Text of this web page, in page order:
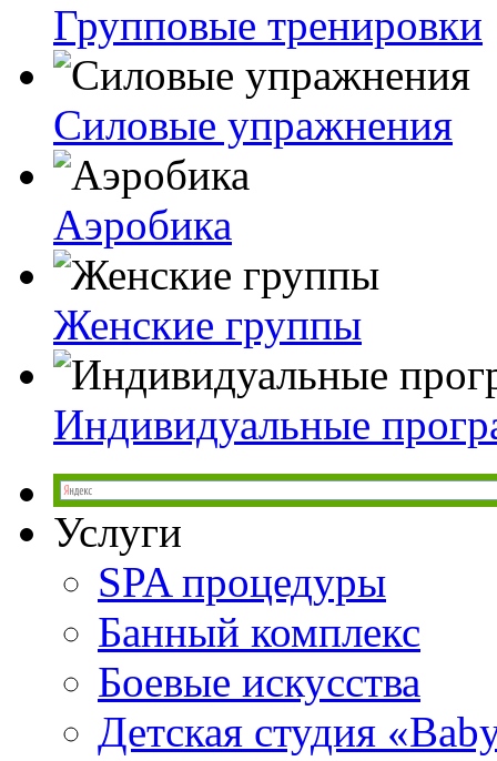
Групповые тренировки
Силовые упражнения
Аэробика
Женские группы
Индивидуальные
Услуги
SPA процедуры
Банный комплекс
Боевые искусства
Детская студия